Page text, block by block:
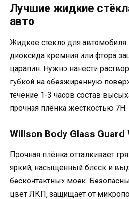
Лучшие жидкие
авто
Жидкое стекло для автомобиля
диоксида кремния или фтора
царапин. Нужно нанести
губкой на обезжиренную
течение 1-3 часов состав
прочная плёнка жёсткостью 7H.
Willson Body Glass Guard
Прочная плёнка отталкивает
яркий, насыщенный блеск и
бесконтактных моек.
цвет ЛКП, защищает от